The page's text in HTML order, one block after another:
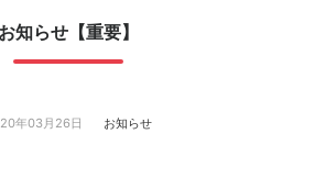
お知らせ【重要】
年03月26日 お知らせ